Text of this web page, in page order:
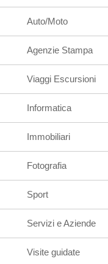
Auto/Moto
Agenzie Stampa
Viaggi Escursioni
Informatica
Immobiliari
Fotografia
Sport
Servizi e Aziende
Visite guidate